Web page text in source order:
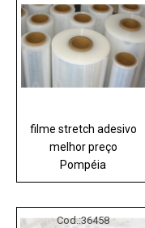
filme stretch adesivo
melhor preço
Pompéia
Cod.:36458